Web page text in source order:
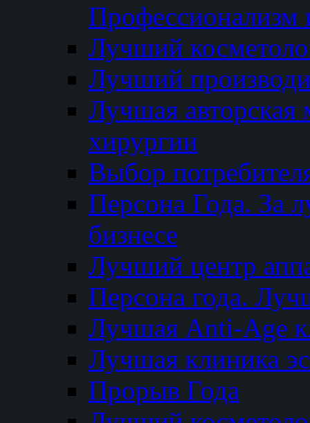
Профессионализм
Лучший
Лучший
Лучшая авторская
хирургии
Выбор
Персона Года. За
бизнесе
Лучший центр
Персона года.
Лучшая Anti-Age
Лучшая клиника
Прорыв Года